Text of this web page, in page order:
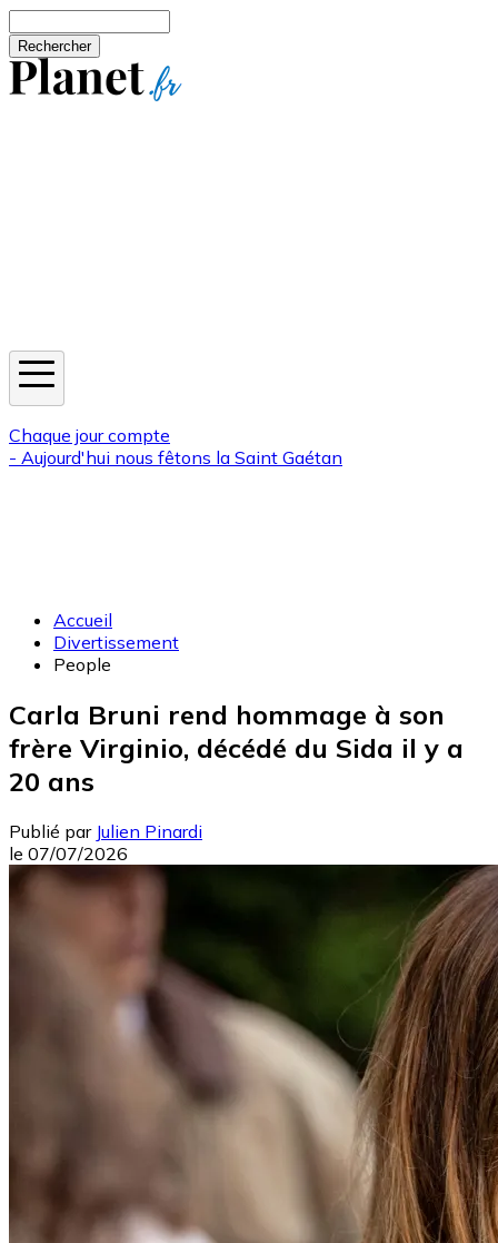
Chaque jour compte
- Aujourd'hui nous fêtons la Saint Gaétan
Accueil
Divertissement
People
Carla Bruni rend hommage à son
frère Virginio, décédé du Sida il y a
20 ans
Publié par Julien Pinardi
le 07/07/2026